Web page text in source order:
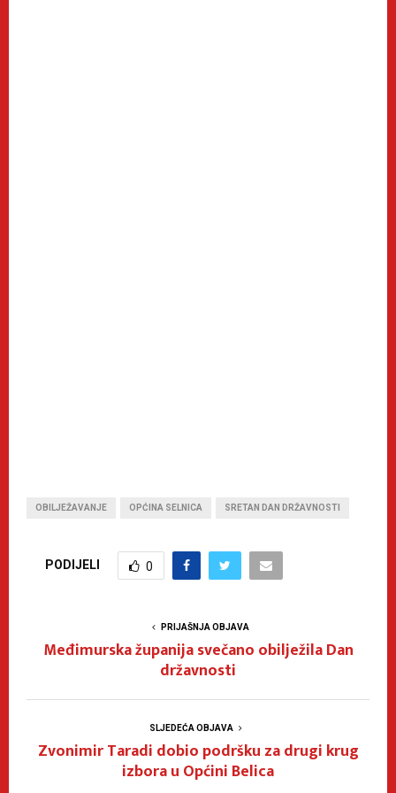
OBILJEŽAVANJE OPĆINA SELNICA SRETAN DAN DRŽAVNOSTI
PODIJELI 0
PRIJAŠNJA OBJAVA
Međimurska županija svečano obilježila Dan
državnosti
SLJEDEĆA OBJAVA
Zvonimir Taradi dobio podršku za drugi krug
izbora u Općini Belica